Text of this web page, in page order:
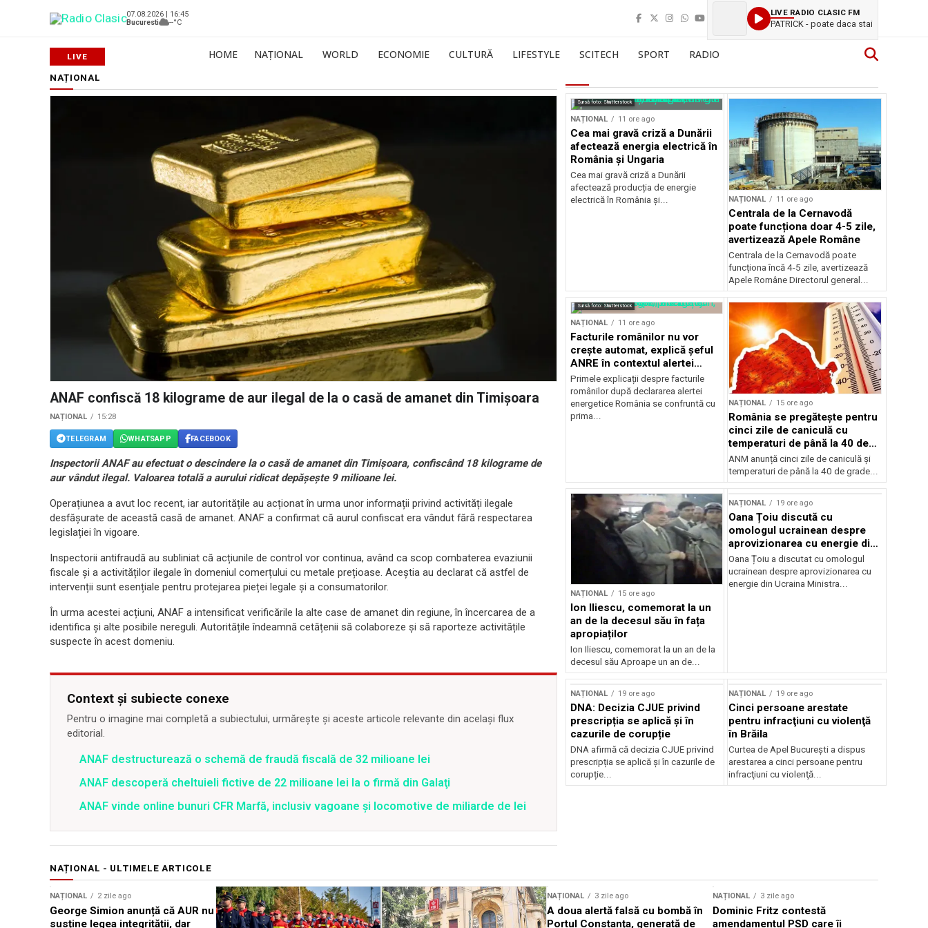
07.08.2026 | 16:45
Bucuresti
--°C
LIVE RADIO CLASIC FM
PATRICK - poate daca stai
HOME NAȚIONAL WORLD ECONOMIE CULTURĂ LIFESTYLE SCITECH SPORT RADIO
NAȚIONAL
ANAF confiscă 18 kilograme de aur ilegal de la o casă de amanet din Timișoara
NAȚIONAL 15:28
TELEGRAM WHATSAPP FACEBOOK
Inspectorii ANAF au efectuat o descindere la o casă de amanet din Timișoara, confiscând 18 kilograme de
aur vândut ilegal. Valoarea totală a aurului ridicat depășește 9 milioane lei.
Operațiunea a avut loc recent, iar autoritățile au acționat în urma unor informații privind activități ilegale
desfășurate de această casă de amanet. ANAF a confirmat că aurul confiscat era vândut fără respectarea
legislației în vigoare.
Inspectorii antifraudă au subliniat că acțiunile de control vor continua, având ca scop combaterea evaziunii
fiscale și a activităților ilegale în domeniul comerțului cu metale prețioase. Aceștia au declarat că astfel de
intervenții sunt esențiale pentru protejarea pieței legale și a consumatorilor.
În urma acestei acțiuni, ANAF a intensificat verificările la alte case de amanet din regiune, în încercarea de a
identifica și alte posibile nereguli. Autoritățile îndeamnă cetățenii să colaboreze și să raporteze activitățile
suspecte în acest domeniu.
Context și subiecte conexe
Pentru o imagine mai completă a subiectului, urmărește și aceste articole relevante din același flux
editorial.
ANAF destructurează o schemă de fraudă fiscală de 32 milioane lei
ANAF descoperă cheltuieli fictive de 22 milioane lei la o firmă din Galaţi
ANAF vinde online bunuri CFR Marfă, inclusiv vagoane și locomotive de miliarde de lei
Sursă foto: Shutterstock
NAȚIONAL 11 ore ago
Cea mai gravă criză a Dunării
afectează energia electrică în
România și Ungaria
Cea mai gravă criză a Dunării
afectează producția de energie
electrică în România și...
NAȚIONAL 11 ore ago
Centrala de la Cernavodă
poate funcționa doar 4-5 zile,
avertizează Apele Române
Centrala de la Cernavodă poate
funcționa încă 4-5 zile, avertizează
Apele Române Directorul general...
Sursă foto: Shutterstock
NAȚIONAL 11 ore ago
Facturile românilor nu vor
crește automat, explică șeful
ANRE în contextul alertei
energetice
Primele explicații despre facturile
românilor după declararea alertei
energetice România se confruntă cu
prima...
NAȚIONAL 15 ore ago
România se pregătește pentru
cinci zile de caniculă cu
temperaturi de până la 40 de
grade
ANM anunță cinci zile de caniculă și
temperaturi de până la 40 de grade...
NAȚIONAL 15 ore ago
Ion Iliescu, comemorat la un
an de la decesul său în fața
apropiaților
Ion Iliescu, comemorat la un an de la
decesul său Aproape un an de...
NAȚIONAL 19 ore ago
Oana Țoiu discută cu
omologul ucrainean despre
aprovizionarea cu energie din
Ucraina
Oana Țoiu a discutat cu omologul
ucrainean despre aprovizionarea cu
energie din Ucraina Ministra...
NAȚIONAL 19 ore ago
DNA: Decizia CJUE privind
prescripția se aplică și în
cazurile de corupție
DNA afirmă că decizia CJUE privind
prescripția se aplică și în cazurile de
corupție...
NAȚIONAL 19 ore ago
Cinci persoane arestate
pentru infracţiuni cu violenţă
în Brăila
Curtea de Apel Bucureşti a dispus
arestarea a cinci persoane pentru
infracţiuni cu violenţă...
NAȚIONAL - ULTIMELE ARTICOLE
NAȚIONAL 2 zile ago
George Simion anunță că AUR nu
susține legea integrității, dar
Sursă foto: Shutterstock
NAȚIONAL 3 zile ago
A doua alertă falsă cu bombă în
Portul Constanța, generată de
NAȚIONAL 3 zile ago
Dominic Fritz contestă
amendamentul PSD care îi